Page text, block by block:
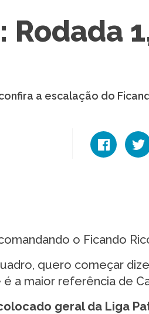
Rodada
a escalação do
o Ficando
quero começar
a maior referência de
geral da Liga